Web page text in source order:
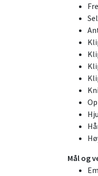
Mål og